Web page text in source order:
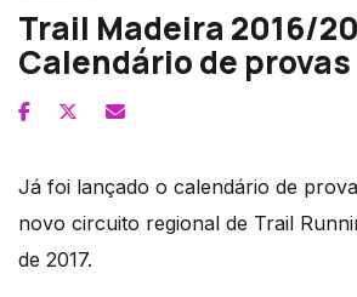
Trail Madeira 2016/
Calendário de provas
Já foi lançado o calendário de
novo circuito regional de Trail
de 2017.